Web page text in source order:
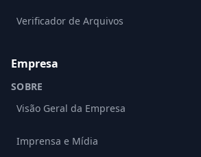
Verificador de Arquivos
Empresa
SOBRE
Visão Geral da Empresa
Imprensa e Mídia